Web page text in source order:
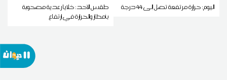
اليوم: حرارة مرتفعة تصل إلى 44 درجة
طقس الأحد: خلايا رعدية مصحوبة
بأمطار والحرارة في ارتفاع